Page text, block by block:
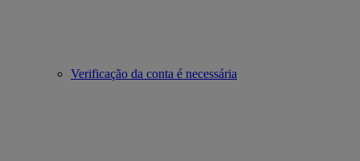
Verificação da conta é necessária